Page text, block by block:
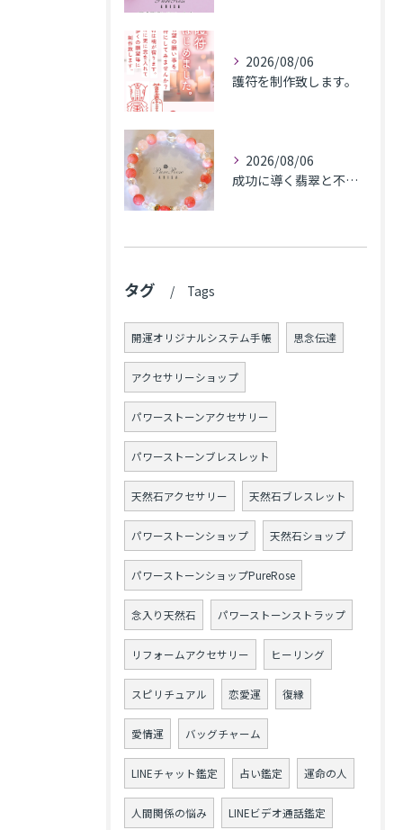
2026/08/06
護符を制作致します。
2026/08/06
成功に導く翡翠と不安解消のカルセドニー､魅力アップのローズクォーツのブレス★東京都N.K様
タグ Tags
開運オリジナルシステム手帳 思念伝達
アクセサリーショップ
パワーストーンアクセサリー
パワーストーンブレスレット
天然石アクセサリー 天然石ブレスレット
パワーストーンショップ 天然石ショップ
パワーストーンショップPureRose
念入り天然石 パワーストーンストラップ
リフォームアクセサリー ヒーリング
スピリチュアル 恋愛運 復縁
愛情運 バッグチャーム
LINEチャット鑑定 占い鑑定 運命の人
人間関係の悩み LINEビデオ通話鑑定